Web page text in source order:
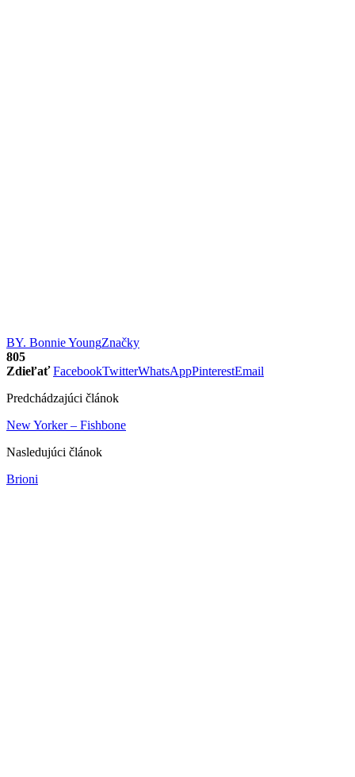
BY. Bonnie YoungZnačky
805
Zdieľať FacebookTwitterWhatsAppPinterestEmail
Predchádzajúci článok
New Yorker – Fishbone
Nasledujúci článok
Brioni